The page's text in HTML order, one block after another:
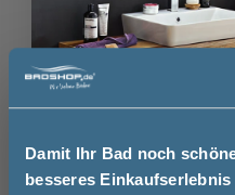
Damit Ihr Bad noch
besseres Einkaufserlebnis
Muster
10 cm 30 cm